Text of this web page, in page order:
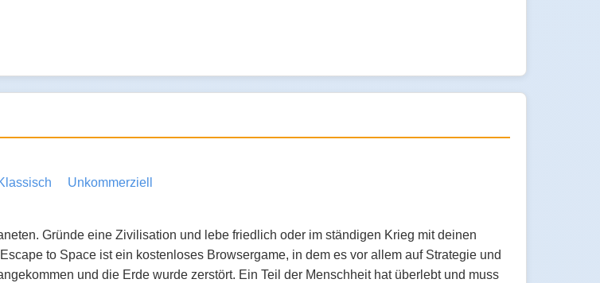
Unkommerziell
Gründe eine Zivilisation und lebe friedlich oder im ständigen Krieg mit deinen
to Space ist ein kostenloses Browsergame, in dem es vor allem auf Strategie und
und die Erde wurde zerstört. Ein Teil der Menschheit hat überlebt und muss